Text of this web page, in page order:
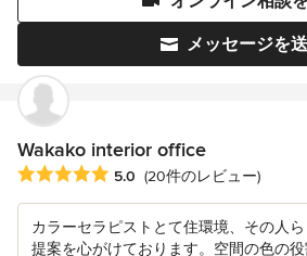
メッセージを
Wakako interior office
平均評価：5つ星中 星5
5.0 (20件のレビュー)
カラーセラピストとて住環境、その人
提案を心がけております。空間の色の